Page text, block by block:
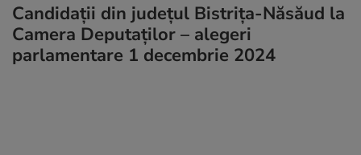
Candidații din județul Bistrița-Năsăud la
Camera Deputaţilor – alegeri
parlamentare 1 decembrie 2024